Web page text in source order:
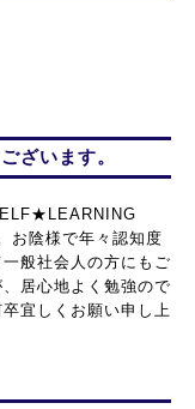
ざいます。
お陰様で年々認知度
般社会人の方にもご
居心地よく勉強ので
宜しくお願い申し上